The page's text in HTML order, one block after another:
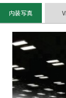
内装写真